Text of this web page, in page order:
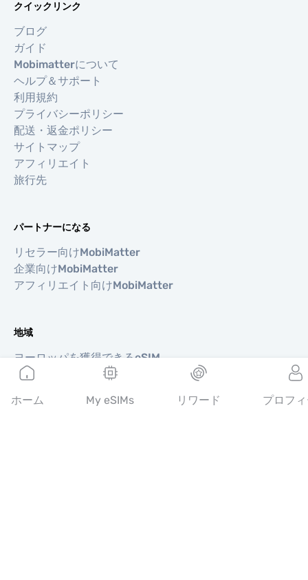
クイックリンク
ブログ
ガイド
Mobimatterについて
ヘルプ＆サポート
利用規約
プライバシーポリシー
配送・返金ポリシー
サイトマップ
アフィリエイト
旅行先
パートナーになる
リセラー向けMobiMatter
企業向けMobiMatter
アフィリエイト向けMobiMatter
地域
ヨーロッパを獲得できるeSIM
アジアを獲得できるeSIM
中東を獲得できるeSIM
ホーム My eSIMs リワード プロフ